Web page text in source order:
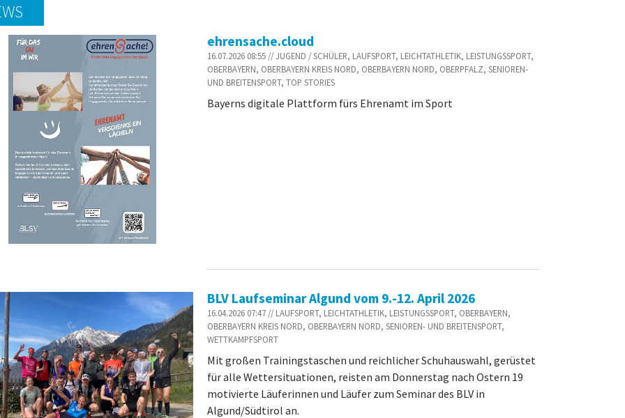
ehrensache.cloud
16.07.2026 08:55 // JUGEND / SCHÜLER, LAUFSPORT, LEICHTATHLETIK, LEISTUNGSSPORT,
OBERBAYERN, OBERBAYERN KREIS NORD, OBERBAYERN NORD, OBERPFALZ, SENIOREN-
UND BREITENSPORT, TOP STORIES
Bayerns digitale Plattform fürs Ehrenamt im Sport
BLV Laufseminar Algund vom 9.-12. April 2026
16.04.2026 07:47 // LAUFSPORT, LEICHTATHLETIK, LEISTUNGSSPORT, OBERBAYERN,
OBERBAYERN KREIS NORD, OBERBAYERN NORD, SENIOREN- UND BREITENSPORT,
WETTKAMPFSPORT
Mit großen Trainingstaschen und reichlicher Schuhauswahl, gerüstet
für alle Wettersituationen, reisten am Donnerstag nach Ostern 19
motivierte Läuferinnen und Läufer zum Seminar des BLV in
Algund/Südtirol an.